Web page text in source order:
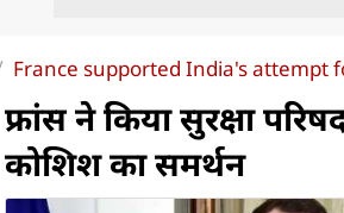
France supported India's attempt
फ्रांस ने किया सुरक्षा
कोशिश का समर्थन